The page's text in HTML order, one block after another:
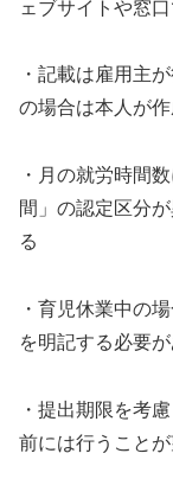
ェブサイトや窓
・記載は雇用主
の場合は本人が
・月の就労時間
間」の認定区分
る
・育児休業中の
を明記する必要が
・提出期限を考
前には行うこと